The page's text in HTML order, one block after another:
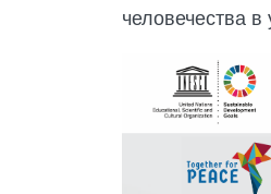
человечества